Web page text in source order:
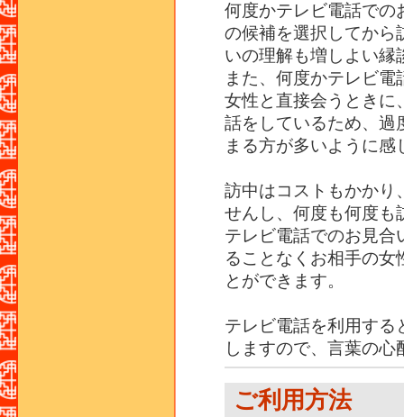
何度かテレビ電話での
の候補を選択してから
いの理解も増しよい縁
また、何度かテレビ
女性と直接会うときに
話をしているため、過
まる方が多いように感
訪中はコストもかかり
せんし、何度も何度も
テレビ電話でのお見合
ることなくお相手の
とができます。
テレビ電話を利用する
しますので、言葉の心
ご利用方法